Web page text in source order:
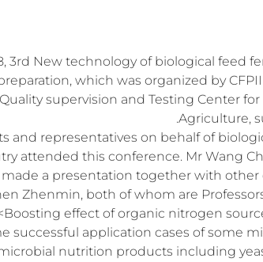
3rd New technology of biological
which was organized by
supervision and Testing Center
Agriculture,
and representatives on behalf of
attended this conference. Mr Wang
a presentation together with
Zhenmin, both of whom are
effect of organic nitrogen
successful application cases of some
nutrition products including